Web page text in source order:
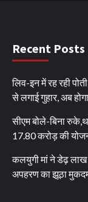
Recent Posts
लिव-इन में रह रही
से लगाई गुहार, अब
सीएम बोले-बिना
17.80 करोड़ की
कलयुगी मां ने डेढ़ लाख
अपहरण का झूठा